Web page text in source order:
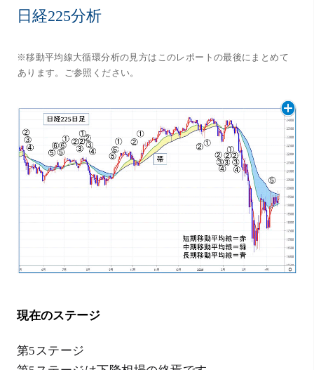
日経225分析
※移動平均線大循環分析の見方はこのレポートの最後にまとめて
あります。ご参照ください。
現在のステージ
第5ステージ